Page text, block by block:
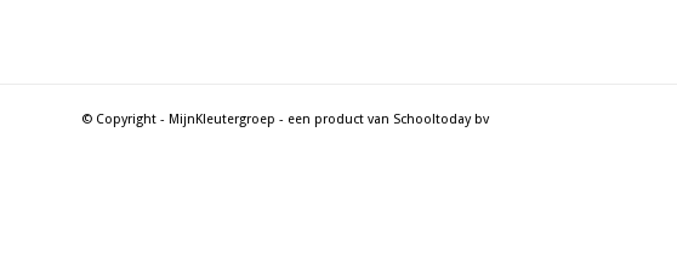
© Copyright - MijnKleutergroep - een product van Schooltoday bv